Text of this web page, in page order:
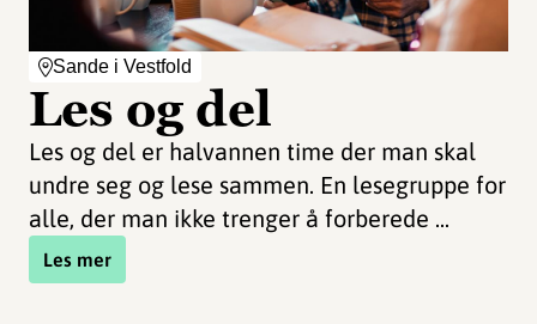
Sande i Vestfold
Les og del
Les og del er halvannen time der man skal
undre seg og lese sammen. En lesegruppe for
alle, der man ikke trenger å forberede ...
Les mer